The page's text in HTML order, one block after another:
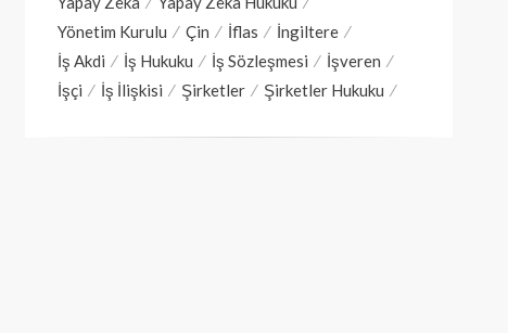
Yönetim Kurulu
Çin İflas
İngiltere
İş Akdi
İş Hukuku İş Sözleşmesi
İşveren
İşçi
İş İlişkisi Şirketler Şirketler Hukuku